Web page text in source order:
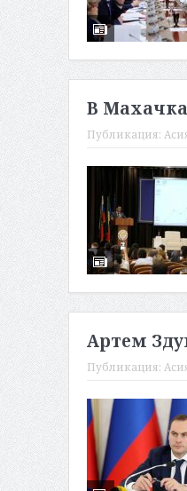
В
Публикация:
Артем
Публикация: